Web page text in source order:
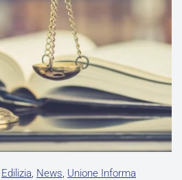
Edilizia, News, Unione Informa